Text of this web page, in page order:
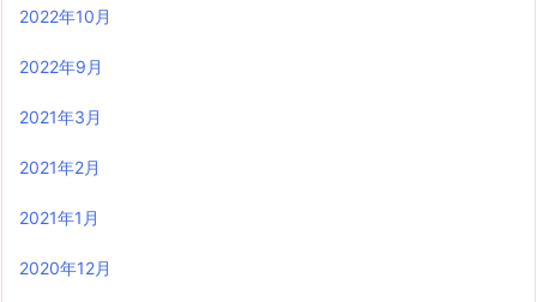
2022年10月
2022年9月
2021年3月
2021年2月
2021年1月
2020年12月